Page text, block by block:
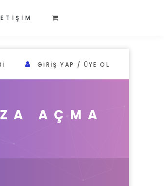
GIRIŞ YAP / ÜYE OL
AÇMA